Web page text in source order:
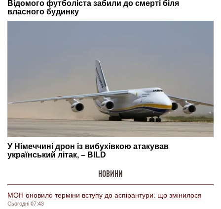
НОВИНИ
МОН оновило терміни вступу до аспірантури: що змінилося
Сьогодні 07:43